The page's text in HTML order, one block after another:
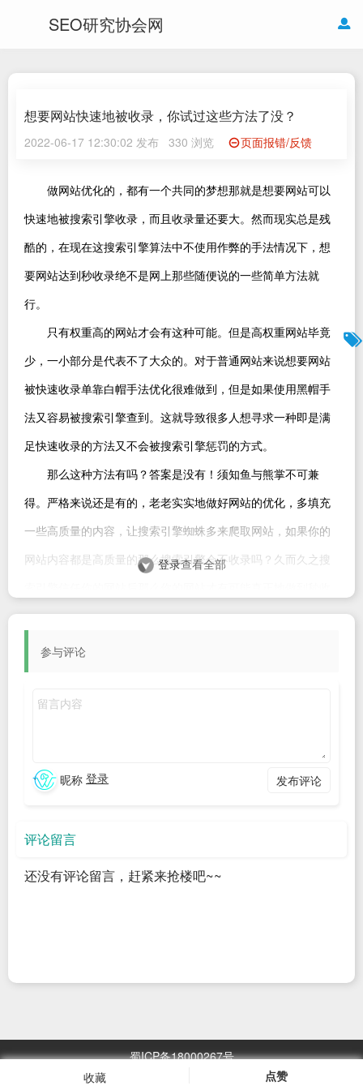
SEO研究协会网
想要网站快速地被收录，你试过这些方法了没？
2022-06-17 12:30:02 发布 330 浏览 页面报错/反馈
收藏 点赞
做网站优化的，都有一个共同的梦想那就是想要网站可以
快速地被搜索引擎收录，而且收录量还要大。然而现实总是残
酷的，在现在这搜索引擎算法中不使用作弊的手法情况下，想
要网站达到秒收录绝不是网上那些随便说的一些简单方法就
行。
只有权重高的网站才会有这种可能。但是高权重网站毕竟
少，一小部分是代表不了大众的。对于普通网站来说想要网站
被快速收录单靠白帽手法优化很难做到，但是如果使用黑帽手
法又容易被搜索引擎查到。这就导致很多人想寻求一种即是满
足快速收录的方法又不会被搜索引擎惩罚的方式。
那么这种方法有吗？答案是没有！须知鱼与熊掌不可兼
得。严格来说还是有的，老老实实地做好网站的优化，多填充
一些高质量的内容，让搜索引擎蜘蛛多来爬取网站，如果你的
网站内容都是高质量的那么搜索引擎会不收录吗？久而久之搜
录。
下面给大家说一些对网站收录有帮助的方法。
1、为网站添加原创内容
质量高原创内容非常容易受到搜索引擎的青睐，现在是的
同时也要注重网站更新频率，有规律的更新会让搜索引擎对网
站留有一个友好的印象。
2、提高外链质量
百度收录网站很大程度上取决于网站权重，权重较低的网
关键词优化是搜索引擎优化中的重要项目之一，就拿现在
的搜索主流百度来说，光是优化工具就推出了很多。这些工具
登录查看全部
参与评论
昵称 登录 发布评论
评论留言
还没有评论留言，赶紧来抢楼吧~~
蜀ICP备18000267号
万次